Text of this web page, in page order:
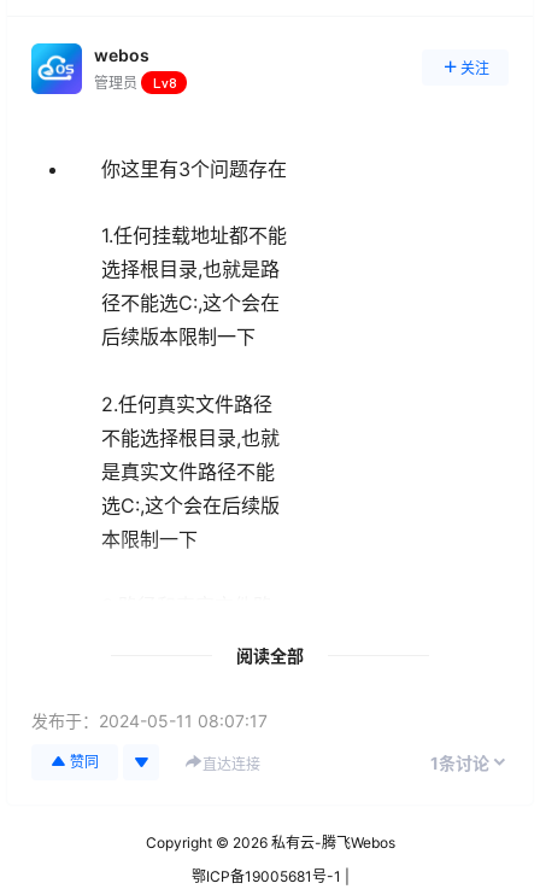
webos
管理员 Lv8
关注
你这里有3个问题存在
1.任何挂载地址都不能
选择根目录,也就是路
径不能选C:,这个会在
后续版本限制一下
2.任何真实文件路径
不能选择根目录,也就
是真实文件路径不能
选C:,这个会在后续版
本限制一下
存在包含关系,所以需
a/b和C:/a这也是不允
行限制一下
阅读全部
发布于： 2024-05-11 08:07:17
赞同 直达连接 1条讨论
Copyright © 2026私有云-腾飞Webos
鄂ICP备19005681号-1 |